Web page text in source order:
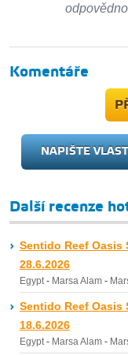
Komentáře
NAPIŠTE
Další recenze
Sentido Reef Oasis
28.6.2026
Egypt- Marsa Alam-
Sentido Reef Oasis
18.6.2026
Egypt- Marsa Alam-